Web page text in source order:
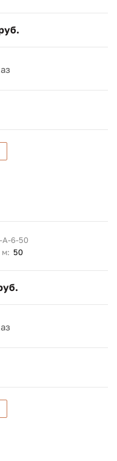
A-6-50
м: 50